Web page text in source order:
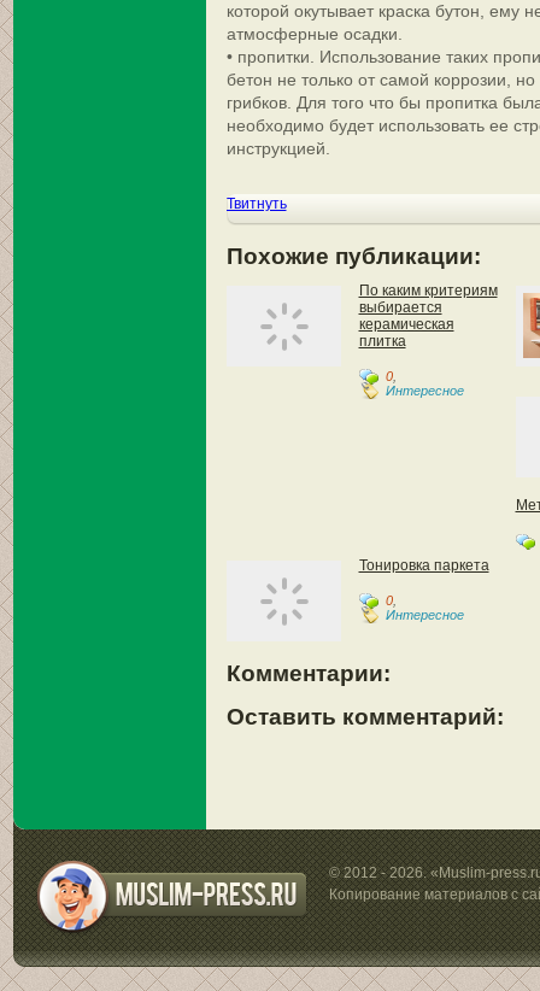
которой окутывает краска бутон, ему
атмосферные осадки.
• пропитки. Использование таких
бетон не только от самой коррозии, но
грибков. Для того что бы пропитка
необходимо будет использовать ее
инструкцией.
Твитнуть
Похожие публикации:
По каким критериям
выбирается
керамическая
плитка
0,
Интересное
Тонировка паркета
0,
Интересное
Комментарии:
Оставить комментарий:
© 2012 - 2026. «Muslim-
Копирование материалов с